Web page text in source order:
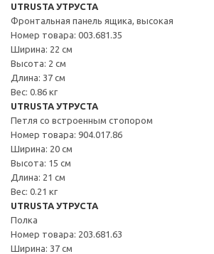
UTRUSTA УТРУСТА
Фронтальная панель ящика, высокая
Номер товара: 003.681.35
Ширина: 22 см
Высота: 2 см
Длина: 37 см
Вес: 0.86 кг
UTRUSTA УТРУСТА
Петля со встроенным стопором
Номер товара: 904.017.86
Ширина: 20 см
Высота: 15 см
Длина: 21 см
Вес: 0.21 кг
UTRUSTA УТРУСТА
Полка
Номер товара: 203.681.63
Ширина: 37 см